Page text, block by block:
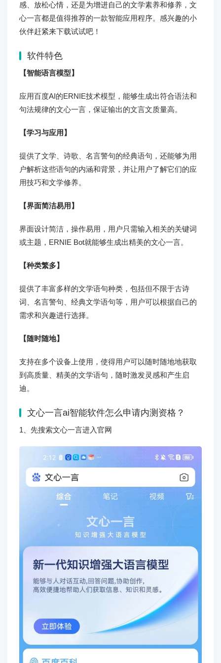
感、放松心情，还是为增进自己的文学素养和修养，文
心一言都是值得推荐的一款智能应用程序。感兴趣的小
伙伴赶紧来下载试试吧！
软件特色
【智能语言模型】
应用百度AI的ERNIE技术模型，能够生成出符合语法和
句法规律的文心一言，保证输出的文言文质量高。
【学习与应用】
提供了文学、诗歌、名言警句的经典语句，还能够为用
户解析这些语句的内涵和背景，并让用户了解它们的应
用技巧和文学修养。
【界面简洁易用】
界面设计简洁，操作易用，用户只需输入相关的关键词
或主题，ERNIE Bot就能够生成出精美的文心一言。
【种类繁多】
提供了丰富多样的文学语句种类，包括但不限于古诗
词、名言警句、经典文学语句等，用户可以根据自己的
需求和兴趣进行选择。
【随时随地】
支持在多个设备上使用，使得用户可以随时随地地获取
到高质量、精美的文学语句，随时激发灵感和产生启
迪。
文心一言ai智能软件怎么申请内测资格？
1、先搜索文心一言进入官网